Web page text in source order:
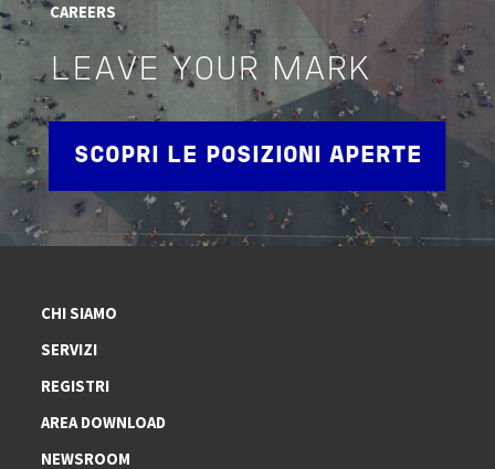
CAREERS
LEAVE YOUR MARK
SCOPRI LE POSIZIONI APERTE
CHI SIAMO
SERVIZI
REGISTRI
AREA DOWNLOAD
NEWSROOM